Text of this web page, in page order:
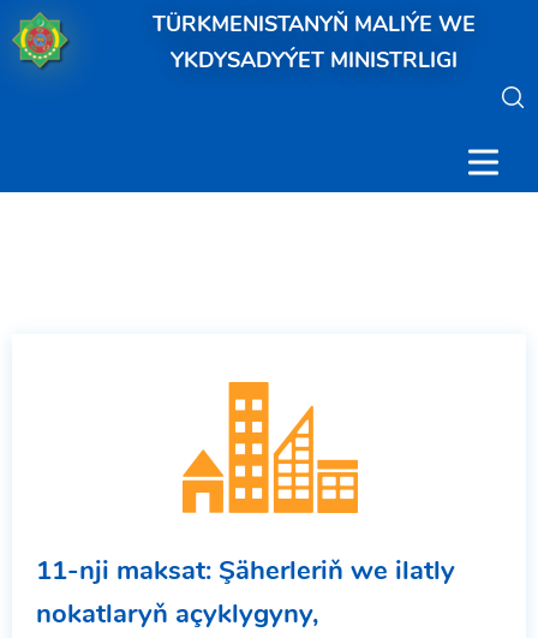
TÜRKMENISTANYŇ MALIÝE WE
YKDYSADYÝET MINISTRLIGI
11-nji maksat: Şäherleriň we ilatly
nokatlaryň açyklygyny,